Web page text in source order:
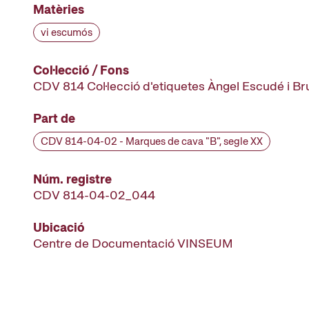
Matèries
vi escumós
Col·lecció / Fons
CDV 814 Col·lecció d'etiquetes Àngel Escudé i
Part de
CDV 814-04-02 - Marques de cava "B", segle XX
Núm. registre
CDV 814-04-02_044
Ubicació
Centre de Documentació VINSEUM